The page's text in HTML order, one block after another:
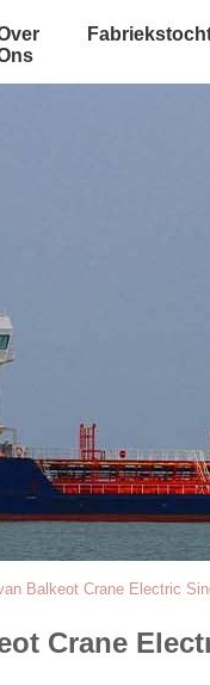
Balkeot Crane Electric
Crane